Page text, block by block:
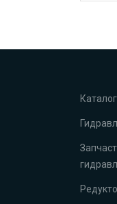
Каталог